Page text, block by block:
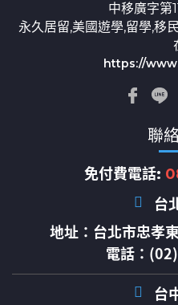
中移廣字第
永久居留,美國遊學,留學,移
https://
聯
免付費電話:
台
地址： 台北市忠孝
電話：
台